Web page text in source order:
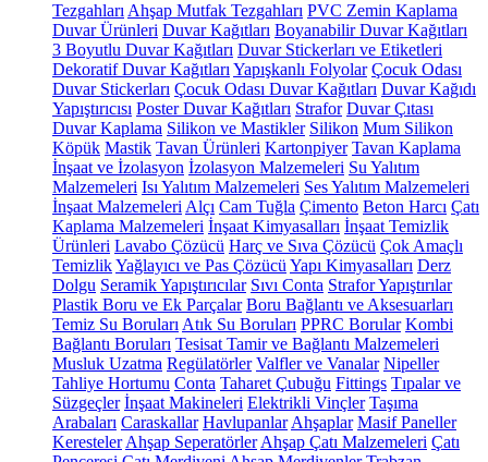
Tezgahları Ahşap Mutfak Tezgahları PVC Zemin Kaplama
Duvar Ürünleri Duvar Kağıtları Boyanabilir Duvar Kağıtları
3 Boyutlu Duvar Kağıtları Duvar Stickerları ve Etiketleri
Dekoratif Duvar Kağıtları Yapışkanlı Folyolar Çocuk Odası
Duvar Stickerları Çocuk Odası Duvar Kağıtları Duvar Kağıdı
Yapıştırıcısı Poster Duvar Kağıtları Strafor Duvar Çıtası
Duvar Kaplama Silikon ve Mastikler Silikon Mum Silikon
Köpük Mastik Tavan Ürünleri Kartonpiyer Tavan Kaplama
İnşaat ve İzolasyon İzolasyon Malzemeleri Su Yalıtım
Malzemeleri Isı Yalıtım Malzemeleri Ses Yalıtım Malzemeleri
İnşaat Malzemeleri Alçı Cam Tuğla Çimento Beton Harcı Çatı
Kaplama Malzemeleri İnşaat Kimyasalları İnşaat Temizlik
Ürünleri Lavabo Çözücü Harç ve Sıva Çözücü Çok Amaçlı
TemizlikYağlayıcı ve Pas Çözücü Yapı Kimyasalları Derz
Dolgu Seramik Yapıştırıcılar Sıvı Conta Strafor Yapıştırılar
Plastik Boru ve Ek Parçalar Boru Bağlantı ve Aksesuarları
Temiz Su Boruları Atık Su Boruları PPRC Borular Kombi
Bağlantı Boruları Tesisat Tamir ve Bağlantı Malzemeleri
Musluk Uzatma Regülatörler Valfler ve Vanalar Nipeller
Tahliye Hortumu Conta Taharet Çubuğu Fittings Tıpalar ve
Süzgeçler İnşaat Makineleri Elektrikli Vinçler Taşıma
Arabaları Caraskallar Havlupanlar Ahşaplar Masif Paneller
Keresteler Ahşap Seperatörler Ahşap Çatı Malzemeleri Çatı